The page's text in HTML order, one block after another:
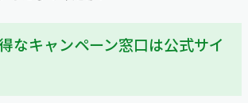
なキャンペーン窓口は公式サイ